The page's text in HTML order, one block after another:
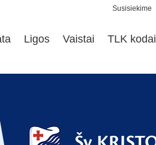
Susisiekime
Ligos Vaistai TLK kodai